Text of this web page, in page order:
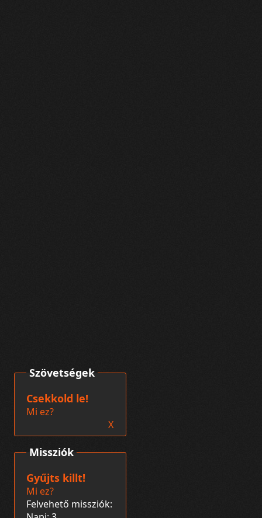
Missziók
Gyűjts killt!
Mi ez?
Felvehető missziók:
Szövetségek
Csekkold le!
Mi ez?
X